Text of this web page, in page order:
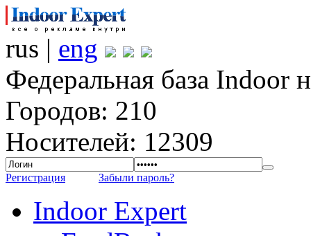
rus | eng
Федеральная база Indoor
Городов: 210
Носителей: 12309
Регистрация Забыли пароль?
Indoor Expert